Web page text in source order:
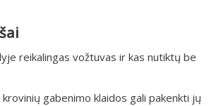
reikalingas vožtuvas ir kas nutiktų be
gabenimo klaidos gali pakenkti jų